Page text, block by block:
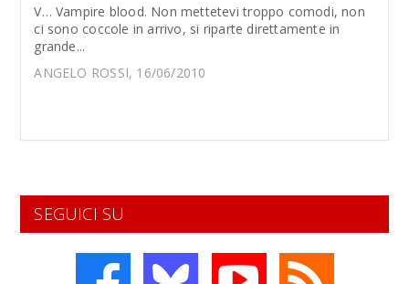
V… Vampire blood. Non mettetevi troppo comodi, non
ci sono coccole in arrivo, si riparte direttamente in
grande...
ANGELO ROSSI, 16/06/2010
SEGUICI SU